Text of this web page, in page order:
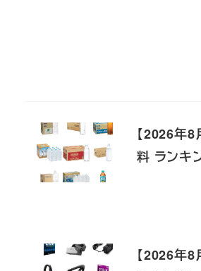
【2026年8
料 ランキ
【2026年8